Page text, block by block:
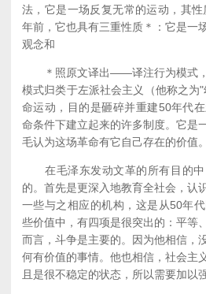
法，它是一场反复无常的运动，其
年前，它也具有三重性质＊：它是一
观念和
＊照原文译出——译注行为模式，
模式归类于左派社会主义（他称之为
命运动，目的是砸碎并重建50年代
命条件下建立起来的许多制度。它是
毛认为这场革命有它自己存在的价值。
在毛泽东发动文革的所有目的中
的。首先是更深入地教育全社会，认
一些与之相应的机构，这是从50年
些价值中，有四项是很突出的：平等
而言，斗争是主要的。因为他相信，
何有价值的事情。他也相信，社会主
且是很不稳定的状态，所以需要加以